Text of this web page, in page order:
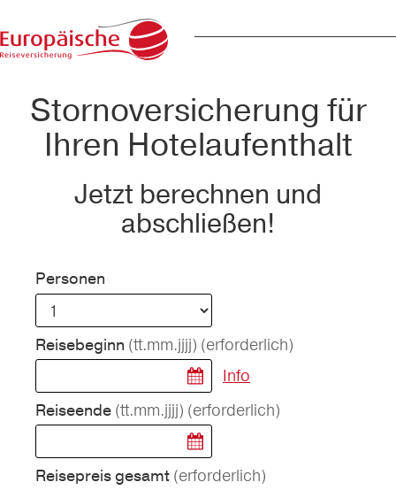
Stornoversicherung für
Ihren Hotelaufenthalt
Jetzt berechnen und
abschließen!
Personen
Reisebeginn (tt.mm.jjjj) (erforderlich)
Info
Reiseende (tt.mm.jjjj) (erforderlich)
Reisepreis gesamt (erforderlich)